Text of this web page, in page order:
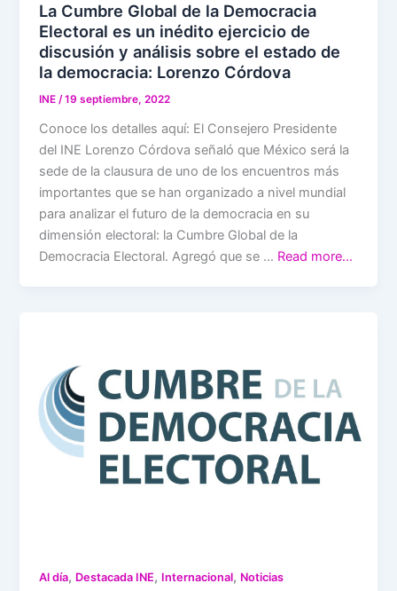
La Cumbre Global de la Democracia
Electoral es un inédito ejercicio de
discusión y análisis sobre el estado de
la democracia: Lorenzo Córdova
INE/19 septiembre, 2022
Conoce los detalles aquí: El Consejero Presidente
del INE Lorenzo Córdova señaló que México será la
sede de la clausura de uno de los encuentros más
importantes que se han organizado a nivel mundial
para analizar el futuro de la democracia en su
dimensión electoral: la Cumbre Global de la
Democracia Electoral. Agregó que se … Read more…
Al día, Destacada INE, Internacional, Noticias